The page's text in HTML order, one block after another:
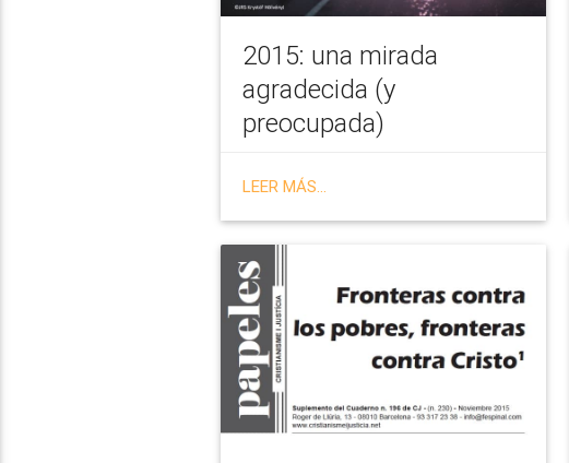
2015: una mirada
agradecida (y
preocupada)
LEER MÁS...